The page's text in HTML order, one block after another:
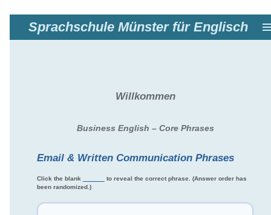
Hauptinhalt
Sprachschule Münster für Englisch
Willkommen
Business English – Core Phrases
Email & Written Communication Phrases
Click the blank
to reveal the correct phrase. (Answer order has
been randomized.)